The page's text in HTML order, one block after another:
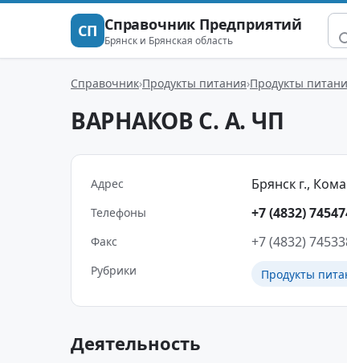
СП Справочник Предприятий
Брянск и Брянская область
Справочник Продукты питания Продукты
ВАРНАКОВ С. А. ЧП
Адрес Брянск г.,
Телефоны +7 (4832)
Факс +7 (4832)
Рубрики Продукты
Деятельность